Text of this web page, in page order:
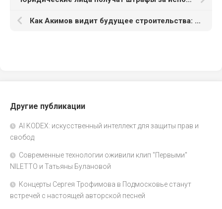
Как Акимов видит будущее строительства: от объектов к экосистемам
Другие публикации
AI KODEX: искусственный интеллект для защиты прав и
свобод
Современные технологии оживили клип "Первыми"
NILETTO и Татьяны Булановой
Концерты Сергея Трофимова в Подмосковье станут
встречей с настоящей авторской песней